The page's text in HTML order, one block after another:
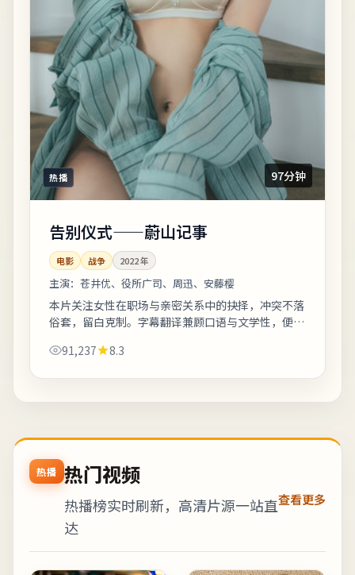
热播 97分钟
告别仪式——蔚山记事
电影 战争 2022年
主演： 苍井优、役所广司、周迅、安藤樱
本片关注女性在职场与亲密关系中的抉择，冲突不落
俗套，留白克制。字幕翻译兼顾口语与文学性，便于
象，建议亲自观看并形成独立判断。《告别仪...
91,237 8.3
热播 热门视频
热播榜实时刷新，高清片源一站直
达
查看更多